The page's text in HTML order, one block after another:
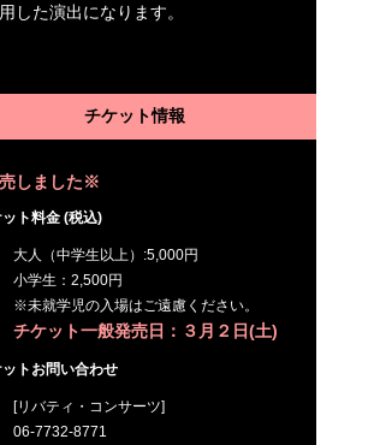
した演出になります。
チケット情報
しました※
ト料金 (税込)
大人（中学生以上）:5,000円
小学生：2,500円
※未就学児の入場はご遠慮ください。
チケット一般発売日：３月２日(土)
トお問い合わせ
[リバティ・コンサーツ]
06-7732-8771